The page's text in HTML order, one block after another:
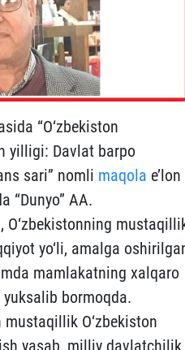
“O‘zbekiston
yilligi: Davlat barpo
sari” nomli maqola e’lon
“Dunyo” AA.
O‘zbekistonning
yo‘li, amalga
mamlakatning xalqaro
bormoqda.
O‘zbekiston
yasab, milliy davlatchilik